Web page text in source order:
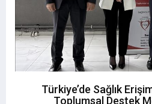
Türkiye’de Sağlık
Toplumsal Destek